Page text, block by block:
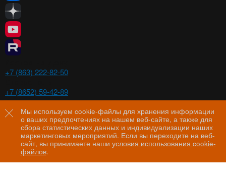
Мы используем cookie-файлы для хранения информации
о ваших предпочтениях на нашем веб-сайте, а также для
сбора статистических данных и индивидуализации наших
маркетинговых мероприятий. Если вы переходите на веб-
сайт, вы принимаете наши условия использования cookie-
файлов.
+7 (863) 222-82-50
+7 (8652) 59-42-89
Волгоград
+7 (8442) 29-00-21
Пятигорск
+7 (8793) 97-60-44